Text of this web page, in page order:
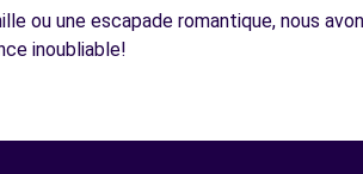
ou une escapade romantique, nous
inoubliable!